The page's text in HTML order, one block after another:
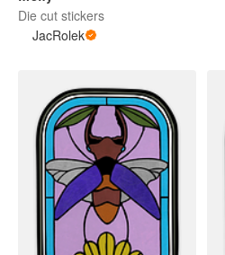
Die cut stickers
JacRolek